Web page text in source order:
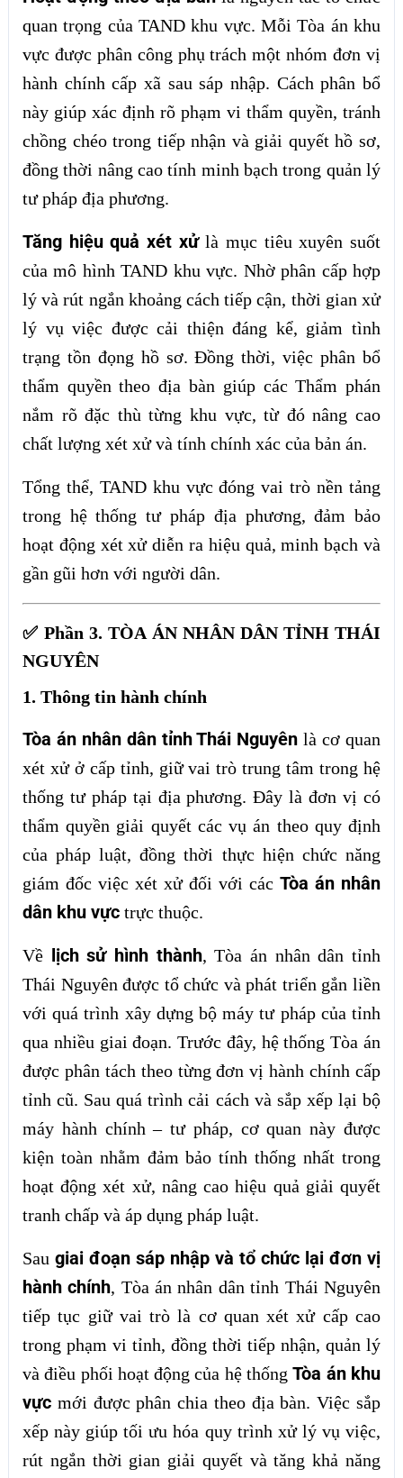
quan trọng của TAND khu vực. Mỗi Tòa án khu
vực được phân công phụ trách một nhóm đơn vị
hành chính cấp xã sau sáp nhập. Cách phân bổ
này giúp xác định rõ phạm vi thẩm quyền, tránh
chồng chéo trong tiếp nhận và giải quyết hồ sơ,
đồng thời nâng cao tính minh bạch trong quản lý
tư pháp địa phương.
Tăng hiệu quả xét xửlà mục tiêu xuyên suốt
của mô hình TAND khu vực. Nhờ phân cấp hợp
lý và rút ngắn khoảng cách tiếp cận, thời gian xử
lý vụ việc được cải thiện đáng kể, giảm tình
trạng tồn đọng hồ sơ. Đồng thời, việc phân bổ
thẩm quyền theo địa bàn giúp các Thẩm phán
nắm rõ đặc thù từng khu vực, từ đó nâng cao
chất lượng xét xử và tính chính xác của bản án.
Tổng thể, TAND khu vực đóng vai trò nền tảng
trong hệ thống tư pháp địa phương, đảm bảo
hoạt động xét xử diễn ra hiệu quả, minh bạch và
gần gũi hơn với người dân.
✅ Phần 3. TÒA ÁN NHÂN DÂN TỈNH THÁI
NGUYÊN
1. Thông tin hành chính
Tòa án nhân dân tỉnh Thái Nguyên là cơ quan
xét xử ở cấp tỉnh, giữ vai trò trung tâm trong hệ
thống tư pháp tại địa phương. Đây là đơn vị có
thẩm quyền giải quyết các vụ án theo quy định
của pháp luật, đồng thời thực hiện chức năng
giám đốc việc xét xử đối với cácTòa án nhân
dân khu vựctrực thuộc.
Về lịch sử hình thành, Tòa án nhân dân tỉnh
Thái Nguyên được tổ chức và phát triển gắn liền
với quá trình xây dựng bộ máy tư pháp của tỉnh
qua nhiều giai đoạn. Trước đây, hệ thống Tòa án
được phân tách theo từng đơn vị hành chính cấp
tỉnh cũ. Sau quá trình cải cách và sắp xếp lại bộ
máy hành chính – tư pháp, cơ quan này được
kiện toàn nhằm đảm bảo tính thống nhất trong
hoạt động xét xử, nâng cao hiệu quả giải quyết
tranh chấp và áp dụng pháp luật.
Sau giai đoạn sáp nhập và tổ chức lại đơn vị
hành chính, Tòa án nhân dân tỉnh Thái Nguyên
tiếp tục giữ vai trò là cơ quan xét xử cấp cao
trong phạm vi tỉnh, đồng thời tiếp nhận, quản lý
và điều phối hoạt động của hệ thốngTòa án khu
vựcmới được phân chia theo địa bàn. Việc sắp
xếp này giúp tối ưu hóa quy trình xử lý vụ việc,
rút ngắn thời gian giải quyết và tăng khả năng